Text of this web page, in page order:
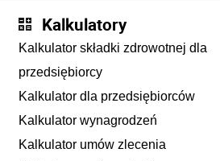
Kalkulatory
Kalkulator składki zdrowotnej dla
przedsiębiorcy
Kalkulator dla przedsiębiorców
Kalkulator wynagrodzeń
Kalkulator umów zlecenia